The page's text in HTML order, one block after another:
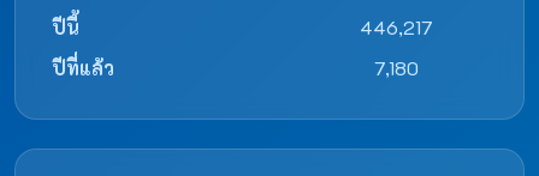
ปีนี้
446,217
ปีที่แล้ว
7,180